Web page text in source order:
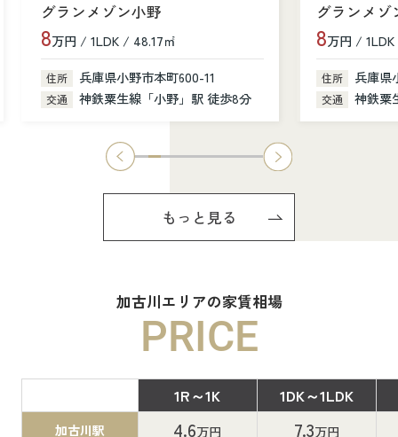
グランメゾン小野
8万円 / 1LDK / 48.17㎡
住所 兵庫県小野市本町600-11
交通 神鉄粟生線「小野」駅 徒歩8分
グランメゾ
8万円 /
住所 兵庫県
交通 神鉄粟
もっと見る
加古川エリアの家賃相場
PRICE
1R～1K 1DK～1LDK
加古川駅 4.6万円 7.3万円